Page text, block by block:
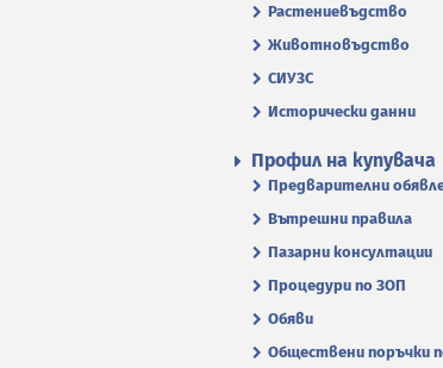
Растениевъдство
Животновъдство
СИУЗС
Исторически данни
Профил на купувача
Предварителни
Вътрешни правила
Пазарни консултации
Процедури по ЗОП
Обяви
Обществени поръчки